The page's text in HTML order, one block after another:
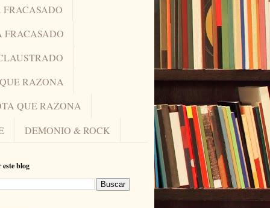
FRACASADO
FRACASADO
RAZONA
QUE RAZONA
DEMONIO & ROCK
este blog